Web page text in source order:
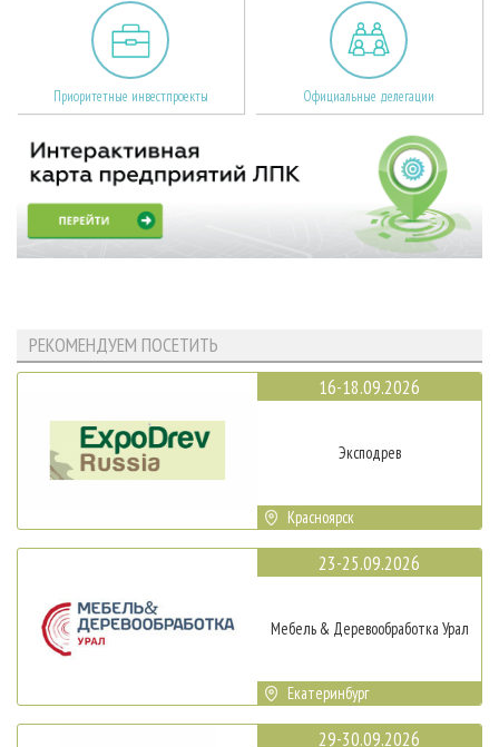
Приоритетные инвестпроекты Официальные делегации
РЕКОМЕНДУЕМ ПОСЕТИТЬ
16-18.09.2026
Эксподрев
Красноярск
23-25.09.2026
Мебель & Деревообработка Урал
Екатеринбург
29-30.09.2026